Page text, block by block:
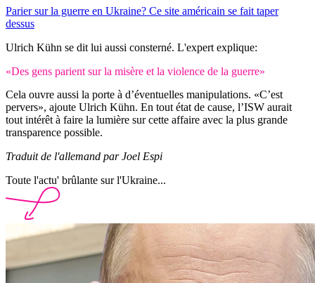
Parier sur la guerre en Ukraine? Ce site américain se fait taper
dessus
Ulrich Kühn se dit lui aussi consterné. L'expert explique:
«Des gens parient sur la misère et la violence de la guerre»
Cela ouvre aussi la porte à d’éventuelles manipulations. «C’est
pervers», ajoute Ulrich Kühn. En tout état de cause, l’ISW aurait
tout intérêt à faire la lumière sur cette affaire avec la plus grande
transparence possible.
Traduit de l'allemand par Joel Espi
Toute l'actu' brûlante sur l'Ukraine...